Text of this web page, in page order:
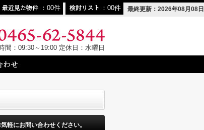
00 00 最終更新：2026年08月08日
間：09:30～19:00 定休日：水曜日
軽にお問い合わせください。